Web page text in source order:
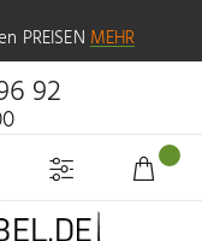
PREISEN MEHR
92